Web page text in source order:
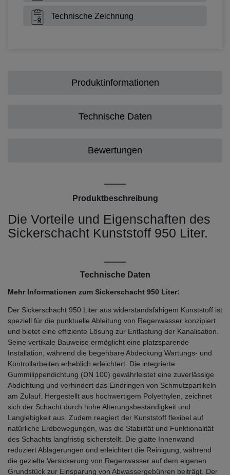
Technische Zeichnung
Produktinformationen
Technische Daten
Bewertungen
Produktbeschreibung
Die Vorteile und Eigenschaften des
Sickerschacht Kunststoff 950 Liter.
Technische Daten
Mehr Informationen zum Sickerschacht 950 Liter:
Der Sickerschacht 950 Liter aus widerstandsfähigem Kunststoff ist
speziell für die punktuelle Ableitung von Regenwasser konzipiert
und bietet eine effiziente Lösung zur Entlastung der Kanalisation.
Seine vertikale Bauweise ermöglicht eine platzsparende
Installation, während die begehbare Abdeckung Wartungs- und
Kontrollarbeiten erheblich erleichtert. Die integrierte
Gummilippendichtung (DN 100) gewährleistet eine zuverlässige
Abdichtung und verhindert das Eindringen von Schmutzpartikeln
am Zulauf. Hergestellt aus hochwertigem Polyethylen, zeichnet
sich der Schacht durch hohe Alterungsbeständigkeit und
Langlebigkeit aus. Zudem reagiert der Kunststoff flexibel auf
natürliche Erdbewegungen, was die Stabilität und Funktionalität
des Schachts langfristig sicherstellt. Die glatte Innenwand
reduziert Ablagerungen und erleichtert die Reinigung, während
die gezielte Versickerung von Regenwasser auf dem eigenen
Grundstück zur Einsparung von Abwassergebühren beiträgt. Der